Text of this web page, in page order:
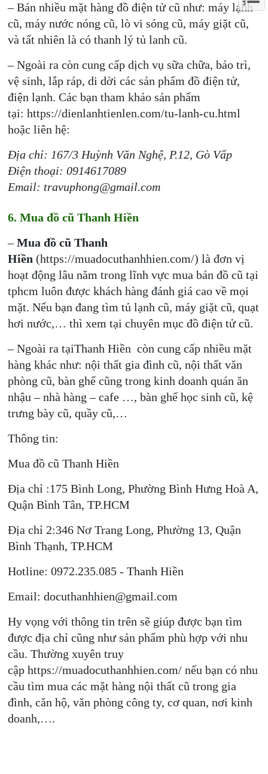
– Bán nhiều mặt hàng đồ điện tử cũ như: máy lạnh
cũ, máy nước nóng cũ, lò vi sóng cũ, máy giặt cũ,
và tất nhiên là có thanh lý tủ lanh cũ.
– Ngoài ra còn cung cấp dịch vụ sữa chữa, bảo trì,
vệ sinh, lắp ráp, di dời các sản phẩm đồ điện tử,
điện lạnh. Các bạn tham khảo sản phẩm
tại: https://dienlanhtienlen.com/tu-lanh-cu.html
hoặc liên hệ:
Địa chỉ: 167/3 Huỳnh Văn Nghệ, P.12, Gò Vấp
Điện thoại: 0914617089
Email: travuphong@gmail.com
6. Mua đồ cũ Thanh Hiền
–Mua đồ cũ Thanh
Hiền (https://muadocuthanhhien.com/) là đơn vị
hoạt động lâu năm trong lĩnh vực mua bán đồ cũ tại
tphcm luôn được khách hàng đánh giá cao về mọi
mặt. Nếu bạn đang tìm tủ lạnh cũ, máy giặt cũ, quạt
hơi nước,… thì xem tại chuyên mục đồ điện tử cũ.
– Ngoài ra tạiThanh Hiền còn cung cấp nhiều mặt
hàng khác như: nội thất gia đình cũ, nội thất văn
phòng cũ, bàn ghế cũng trong kinh doanh quán ăn
nhậu – nhà hàng – cafe …, bàn ghế học sinh cũ, kệ
trưng bày cũ, quầy cũ,…
Thông tin:
Mua đồ cũ Thanh Hiền
Địa chỉ :175 Bình Long, Phường Bình Hưng Hoà A,
Quận Bình Tân, TP.HCM
Địa chỉ 2:346 Nơ Trang Long, Phường 13, Quận
Bình Thạnh, TP.HCM
Hotline: 0972.235.085 - Thanh Hiền
Email: docuthanhhien@gmail.com
Hy vọng với thông tin trên sẽ giúp được bạn tìm
được địa chỉ cũng như sản phẩm phù hợp với nhu
cầu. Thường xuyên truy
cập https://muadocuthanhhien.com/ nếu bạn có nhu
cầu tìm mua các mặt hàng nội thất cũ trong gia
đình, căn hộ, văn phòng công ty, cơ quan, nơi kinh
doanh,….